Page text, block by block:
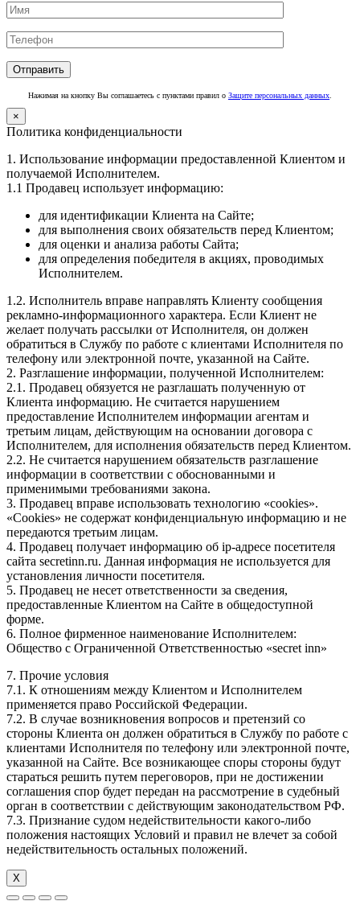
Нажимая на кнопку Вы соглашаетесь с пунктами правил о Защите персональных данных
×
Политика конфиденциальности
1. Использование информации предоставленной Клиентом и
получаемой Исполнителем.
1.1 Продавец использует информацию:
для идентификации Клиента на Сайте;
для выполнения своих обязательств перед Клиентом;
для оценки и анализа работы Сайта;
для определения победителя в акциях, проводимых
Исполнителем.
1.2. Исполнитель вправе направлять Клиенту сообщения
рекламно-информационного характера. Если Клиент не
желает получать рассылки от Исполнителя, он должен
обратиться в Службу по работе с клиентами Исполнителя по
телефону или электронной почте, указанной на Сайте.
2. Разглашение информации, полученной Исполнителем:
2.1. Продавец обязуется не разглашать полученную от
Клиента информацию. Не считается нарушением
предоставление Исполнителем информации агентам и
третьим лицам, действующим на основании договора с
Исполнителем, для исполнения обязательств перед Клиентом.
2.2. Не считается нарушением обязательств разглашение
информации в соответствии с обоснованными и
применимыми требованиями закона.
3. Продавец вправе использовать технологию «cookies».
«Cookies» не содержат конфиденциальную информацию и не
передаются третьим лицам.
4. Продавец получает информацию об ip-адресе посетителя
сайта secretinn.ru. Данная информация не используется для
установления личности посетителя.
5. Продавец не несет ответственности за сведения,
предоставленные Клиентом на Сайте в общедоступной
форме.
6. Полное фирменное наименование Исполнителем:
Общество с Ограниченной Ответственностью «secret inn»
7. Прочие условия
7.1. К отношениям между Клиентом и Исполнителем
применяется право Российской Федерации.
7.2. В случае возникновения вопросов и претензий со
стороны Клиента он должен обратиться в Службу по работе с
клиентами Исполнителя по телефону или электронной почте,
указанной на Сайте. Все возникающее споры стороны будут
стараться решить путем переговоров, при не достижении
соглашения спор будет передан на рассмотрение в судебный
орган в соответствии с действующим законодательством РФ.
7.3. Признание судом недействительности какого-либо
положения настоящих Условий и правил не влечет за собой
недействительность остальных положений.
Х